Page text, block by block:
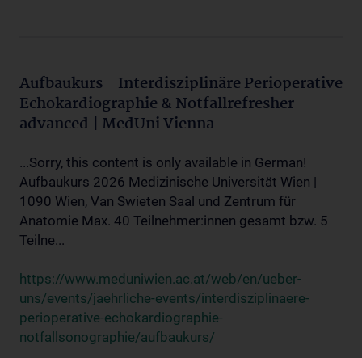
Aufbaukurs - Interdisziplinäre Perioperative
Echokardiographie & Notfallrefresher
advanced | MedUni Vienna
...Sorry, this content is only available in German!
Aufbaukurs 2026 Medizinische Universität Wien |
1090 Wien, Van Swieten Saal und Zentrum für
Anatomie Max. 40 Teilnehmer:innen gesamt bzw. 5
Teilne...
https://www.meduniwien.ac.at/web/en/ueber-
uns/events/jaehrliche-events/interdisziplinaere-
perioperative-echokardiographie-
notfallsonographie/aufbaukurs/